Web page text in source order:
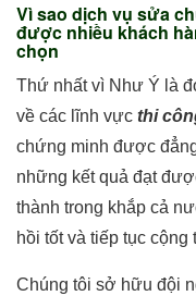
Vì sao dịch vụ sửa
được nhiều khách
chọn
Thứ nhất vì Như Ý là
về các lĩnh vực thi
chứng minh được
những kết quả đạt
thành trong khắp cả
hồi tốt và tiếp tục cộng
Chúng tôi sở hữu đội